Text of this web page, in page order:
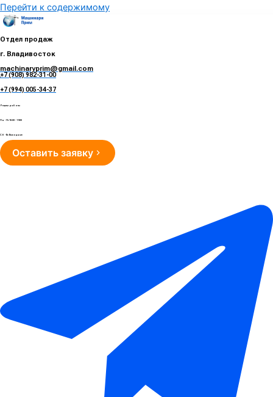
Перейти к содержимому
Отдел продаж
г. Владивосток
machinaryprim@gmail.com
+7 (908) 982-31-00
+7 (994) 005-34-37
Режим работы
Пн - Пт 10:00 - 19:00
Сб - Вс Выходные
Оставить заявку